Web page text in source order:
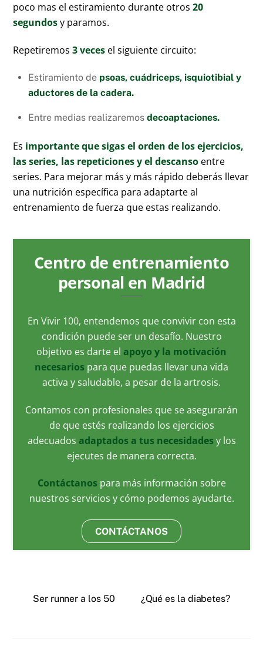
poco mas el estiramiento durante otros20
segundosy paramos.
Repetiremos3 veces el siguiente circuito:
Estiramiento de psoas, cuádriceps, isquiotibial y
aductores de la cadera.
Entre medias realizaremos decoaptaciones.
Es importante que sigas el orden de los ejercicios,
las series, las repeticiones y el descanso entre
series. Para mejorar más y más rápido deberás llevar
una nutrición específica para adaptarte al
entrenamiento de fuerza que estas realizando.
Centro de entrenamiento
personal en Madrid
En Vivir 100, entendemos que convivir con esta
condición puede ser un desafío. Nuestro
objetivo es darte el apoyo y la motivación
necesarios para que puedas llevar una vida
activa y saludable, a pesar de la artrosis.
Contamos con profesionales que se asegurarán
de que estés realizando los ejercicios
adecuados adaptados a tus necesidades y los
ejecutes de manera correcta.
Contáctanos para más información sobre
nuestros servicios y cómo podemos ayudarte.
CONTÁCTANOS
Ser runner a los 50 ¿Qué es la diabetes?